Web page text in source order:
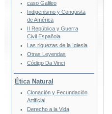
caso Galileo
Indigenismo y Conquista
de América
II República y Guerra
Civil Española
Las riquezas de la Iglesia
Otras Leyendas
Código Da Vinci
Ética Natural
Clonación y Fecundación
Artificial
Derecho a la Vida